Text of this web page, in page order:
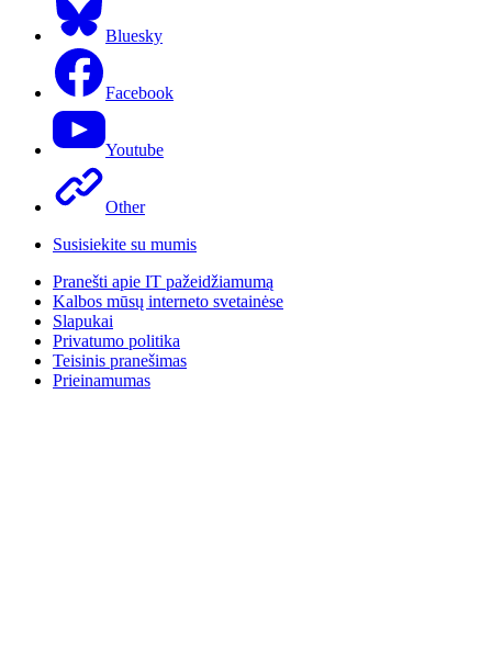
Bluesky
Facebook
Youtube
Other
Susisiekite su mumis
Pranešti apie IT pažeidžiamumą
Kalbos mūsų interneto svetainėse
Slapukai
Privatumo politika
Teisinis pranešimas
Prieinamumas